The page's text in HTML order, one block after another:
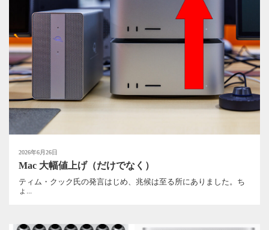
2026年6月26日
Mac 大幅値上げ（だけでなく）
ティム・クック氏の発言はじめ、兆候は至る所にありました。ち
ょ...